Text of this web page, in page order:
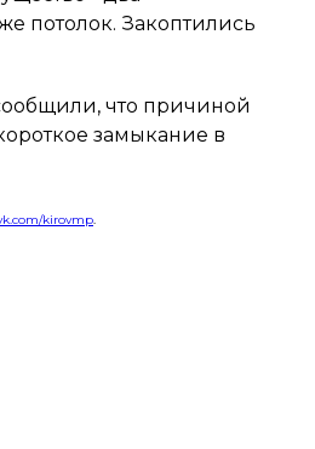
потолок. Закоптились
что причиной
замыкание в
kirovmp